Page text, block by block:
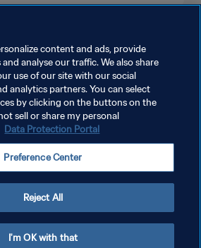
SUR LES COOKIES
droits réservés.
content and ads, provide
analyse our traffic. We also share
use of our site with our social
analytics partners. You can select
by clicking on the buttons on the
sell or share my personal
Data Protection Portal
Preference Center
Reject All
I'm OK with that